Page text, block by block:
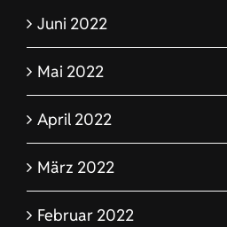
Juni 2022
Mai 2022
April 2022
März 2022
Februar 2022